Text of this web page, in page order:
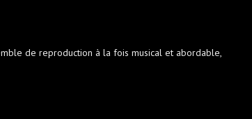
de reproduction à la fois musical et abordable,